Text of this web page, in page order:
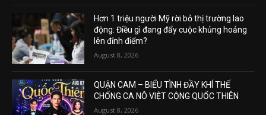
Hơn 1 triệu người Mỹ rời bỏ thị trường lao
động: Điều gì đang đẩy cuộc khủng hoảng
lên đỉnh điểm?
August 8, 2026
QUẬN CAM – BIỂU TÌNH ĐẦY KHÍ THẾ
CHỐNG CA NÔ VIỆT CỘNG QUỐC THIÊN
August 8, 2026